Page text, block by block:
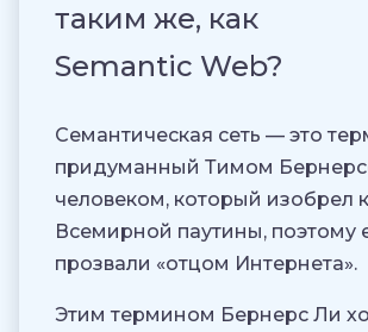
таким же, как
Semantic Web?
Семантическая сеть — это
придуманный Тимом
человеком, который изобрел
Всемирной паутины, поэтому
прозвали «отцом Интернета».
Этим термином Бернерс Ли